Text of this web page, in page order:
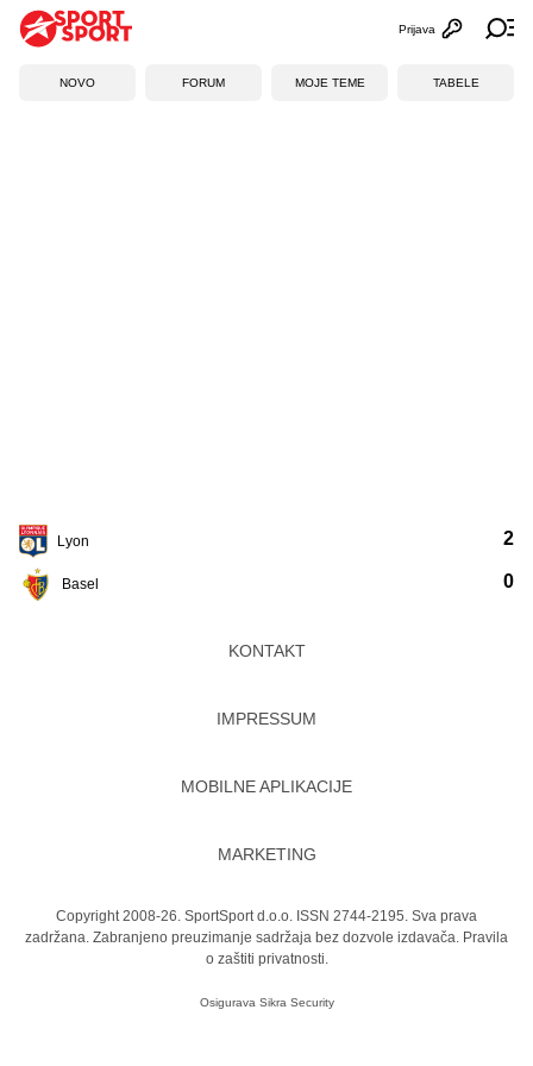
Otvori
Prijava
NOVO FORUM MOJE TEME TABELE
Lyon
Basel
2
0
KONTAKT
IMPRESSUM
MOBILNE APLIKACIJE
MARKETING
Copyright 2008-26. SportSport d.o.o. ISSN 2744-2195. Sva prava
zadržana. Zabranjeno preuzimanje sadržaja bez dozvole izdavača. Pravila
o zaštiti privatnosti.
Osigurava Sikra Security